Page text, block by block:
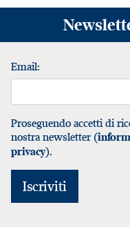
Email:
Proseguendo accetti di
nostra newsletter (
privacy).